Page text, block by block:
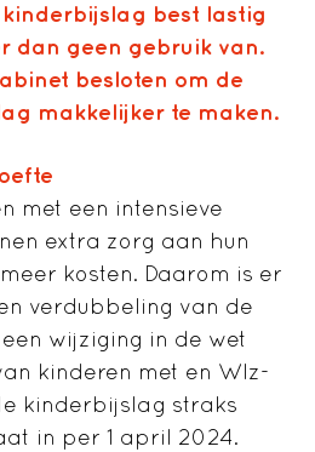
best lastig
dan geen gebruik van.
besloten om de
makkelijker te maken.
met een intensieve
extra zorg aan hun
kosten. Daarom is er
verdubbeling van de
wijziging in de wet
kinderen met en Wlz-
kinderbijslag straks
in per 1 april 2024.